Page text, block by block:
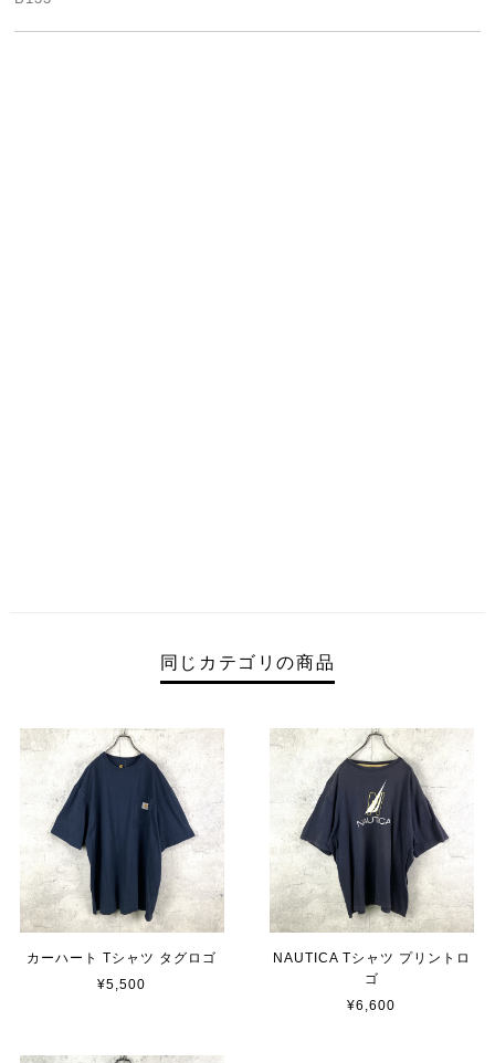
同じカテゴリの商品
カーハート Tシャツ タグロゴ
¥5,500
NAUTICA Tシャツ プリントロ
ゴ
¥6,600